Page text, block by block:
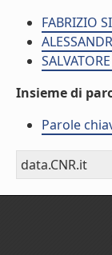
FABRIZIO
Insieme di
Parole
data.CNR.it